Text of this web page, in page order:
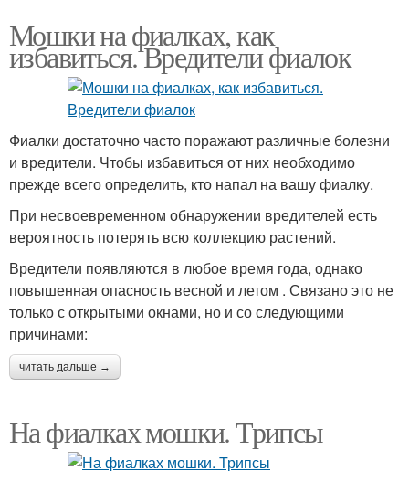
Мошки на фиалках, как
избавиться. Вредители фиалок
Фиалки достаточно часто поражают различные болезни
и вредители. Чтобы избавиться от них необходимо
прежде всего определить, кто напал на вашу фиалку.
При несвоевременном обнаружении вредителей есть
вероятность потерять всю коллекцию растений.
Вредители появляются в любое время года, однако
повышенная опасность весной и летом . Связано это не
только с открытыми окнами, но и со следующими
причинами:
читать дальше →
На фиалках мошки. Трипсы